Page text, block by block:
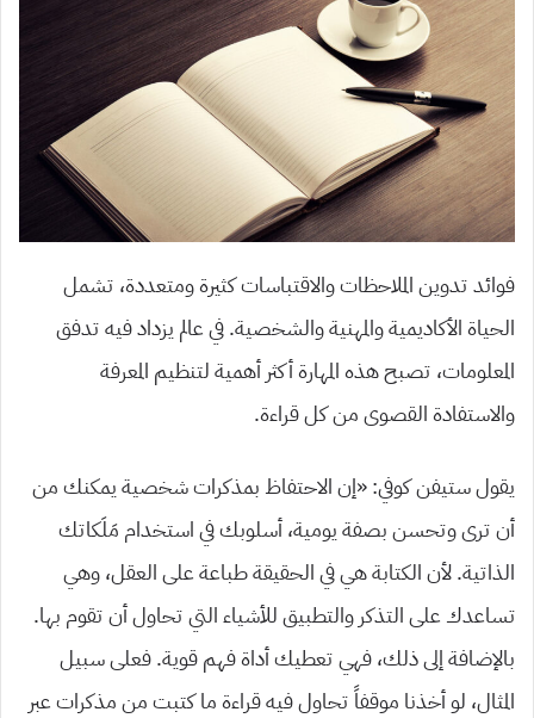
فوائد تدوين الملاحظات والاقتباسات كثيرة ومتعددة، تشمل
الحياة الأكاديمية والمهنية والشخصية. في عالم يزداد فيه تدفق
المعلومات، تصبح هذه المهارة أكثر أهمية لتنظيم المعرفة
والاستفادة القصوى من كل قراءة.
يقول ستيفن كوفي: «إن الاحتفاظ بمذكرات شخصية يمكنك من
أن ترى وتحسن بصفة يومية، أسلوبك في استخدام مَلَكاتك
الذاتية. لأن الكتابة هي في الحقيقة طباعة على العقل، وهي
تساعدك على التذكر والتطبيق للأشياء التي تحاول أن تقوم بها.
بالإضافة إلى ذلك، فهي تعطيك أداة فهم قوية. فعلى سبيل
المثال، لو أخذنا موقفاً تحاول فيه قراءة ما كتبت من مذكرات عبر